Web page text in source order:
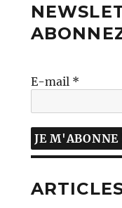
E-mail *